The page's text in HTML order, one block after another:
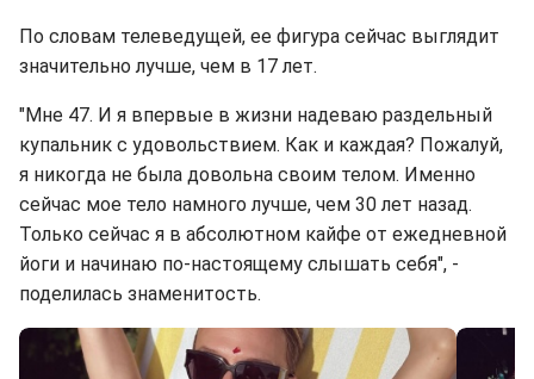
По словам телеведущей, ее фигура сейчас выглядит
значительно лучше, чем в 17 лет.
"Мне 47. И я впервые в жизни надеваю раздельный
купальник с удовольствием. Как и каждая? Пожалуй,
я никогда не была довольна своим телом. Именно
сейчас мое тело намного лучше, чем 30 лет назад.
Только сейчас я в абсолютном кайфе от ежедневной
йоги и начинаю по-настоящему слышать себя", -
поделилась знаменитость.